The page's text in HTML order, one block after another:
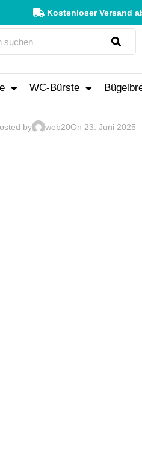
Kostenloser Versand
WC-Bürste
by web20On 23. Juni 2025